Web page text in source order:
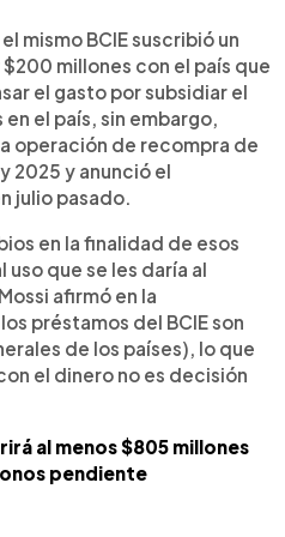
mismo BCIE suscribió un
millones con el país que
el gasto por subsidiar el
el país, sin embargo,
operación de recompra de
2025 y anunció el
julio pasado.
en la finalidad de esos
que se les daría al
afirmó en la
préstamos del BCIE son
de los países), lo que
el dinero no es decisión
al menos $805 millones
pendiente